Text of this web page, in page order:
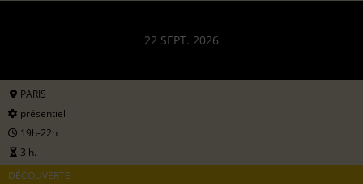
22 SEPT. 2026
PARIS
présentiel
19h-22h
3 h.
DÉCOUVERTE